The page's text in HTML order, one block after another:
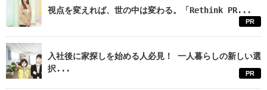
視点を変えれば、世の中は変わる。「Rethink PR...
PR
入社後に家探しを始める人必見！ 一人暮らしの新しい選
択...
PR